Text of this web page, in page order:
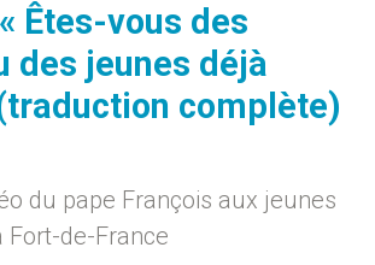
Êtes-vous des
des jeunes déjà
complète)
du pape François aux jeunes
Fort-de-France